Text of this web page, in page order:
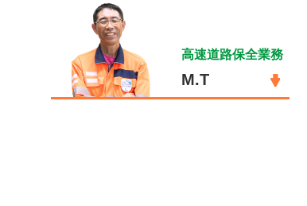
高速道路保全業務
M.T